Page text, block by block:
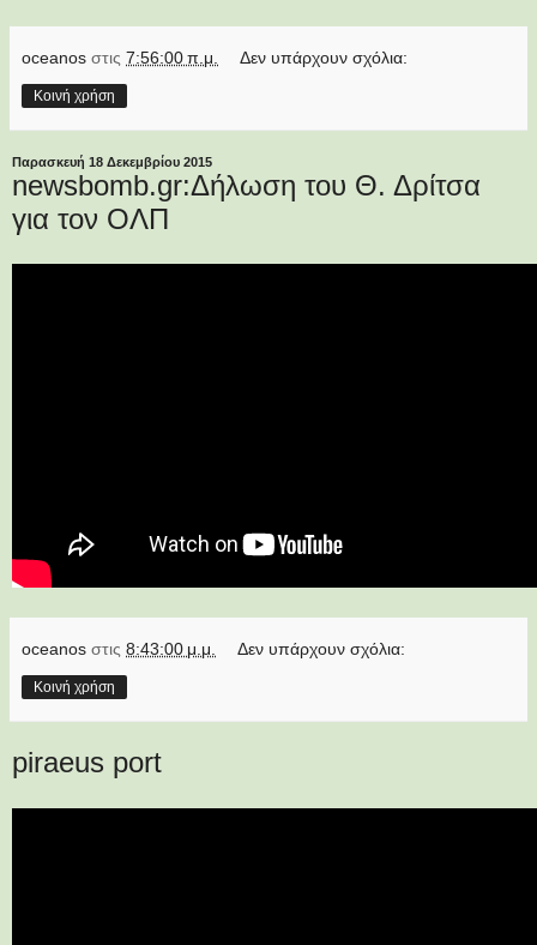
oceanos στις 7:56:00 π.μ. Δεν υπάρχουν σχόλια:
Κοινή χρήση
Παρασκευή 18 Δεκεμβρίου 2015
newsbomb.gr:Δήλωση του Θ. Δρίτσα
για τον ΟΛΠ
oceanos στις 8:43:00 μ.μ. Δεν υπάρχουν σχόλια:
Κοινή χρήση
piraeus port